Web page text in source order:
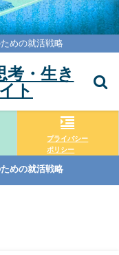
めの就活戦略
考・生き
ト
プライバシー
ポリシー
めの就活戦略